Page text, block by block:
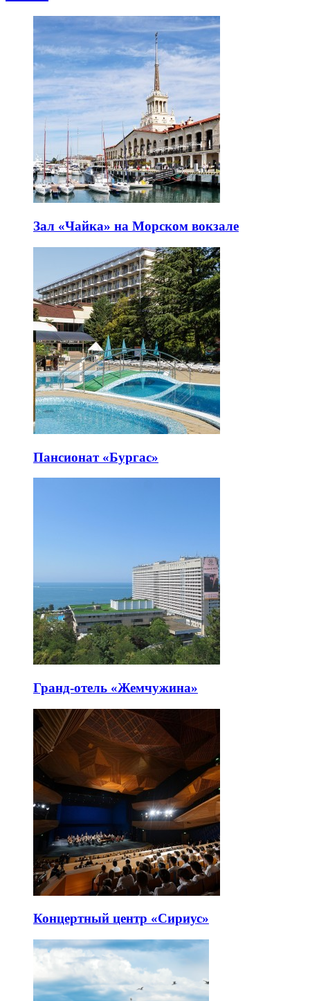
Зал «Чайка» на Морском вокзале
Пансионат «Бургас»
Гранд-отель «Жемчужина»
Концертный центр «Сириус»